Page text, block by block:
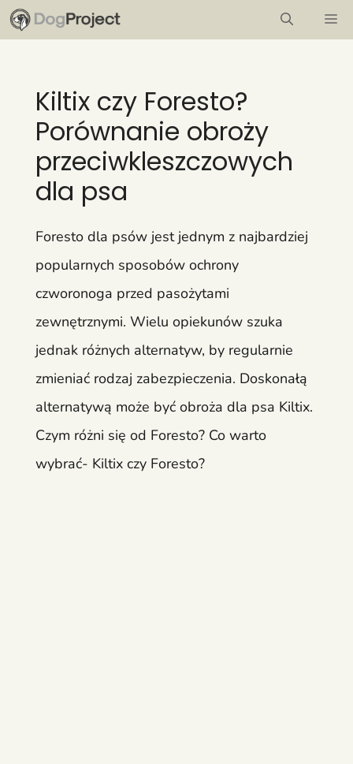
Przejdź
do
Kiltix czy Foresto?
Porównanie obroży
przeciwkleszczowych
dla psa
Foresto dla psów jest jednym z najbardziej
popularnych sposobów ochrony
czworonoga przed pasożytami
zewnętrznymi. Wielu opiekunów szuka
jednak różnych alternatyw, by regularnie
zmieniać rodzaj zabezpieczenia. Doskonałą
alternatywą może być obroża dla psa Kiltix.
Czym różni się od Foresto? Co warto
wybrać- Kiltix czy Foresto?